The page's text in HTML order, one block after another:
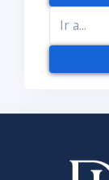
Ir a...